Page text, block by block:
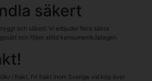
säkert
och säkert. Vi erbjuder flera säkra
och följer alltid konsumentköplagen.
i frakt. Fri frakt inom Sverige vid köp över